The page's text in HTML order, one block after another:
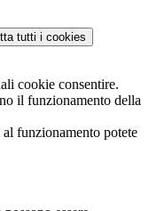
tutti i cookies
cookie consentire.
il funzionamento della
funzionamento potete